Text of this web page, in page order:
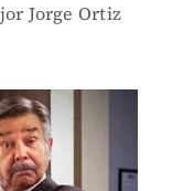
Jorge Ortiz